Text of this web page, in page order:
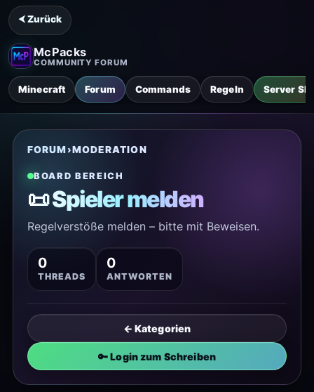
⮜ Zurück
McPacks
COMMUNITY FORUM
Minecraft Forum Commands Regeln Server
FORUM›MODERATION
BOARD BEREICH
📜 Spieler melden
Regelverstöße melden – bitte mit Beweisen.
0
THREADS
0
ANTWORTEN
← Kategorien
🔑 Login zum Schreiben